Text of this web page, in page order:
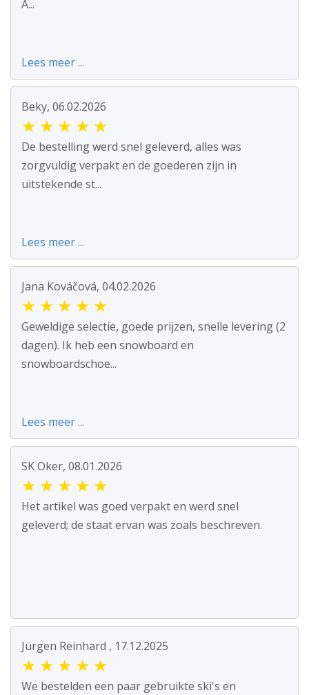
A...
Lees meer ...
Beky, 06.02.2026
★ ★ ★ ★ ★
De bestelling werd snel geleverd, alles was
zorgvuldig verpakt en de goederen zijn in
uitstekende st...
Lees meer ...
Jana Kováčová, 04.02.2026
★ ★ ★ ★ ★
Geweldige selectie, goede prijzen, snelle levering (2
dagen). Ik heb een snowboard en
snowboardschoe...
Lees meer ...
SK Oker, 08.01.2026
★ ★ ★ ★ ★
Het artikel was goed verpakt en werd snel
geleverd; de staat ervan was zoals beschreven.
Jürgen Reinhard , 17.12.2025
★ ★ ★ ★ ★
We bestelden een paar gebruikte ski's en